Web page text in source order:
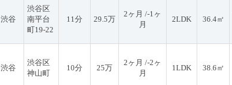
渋谷
渋谷区
南平台
町19-22
11分 29.5万
2ヶ月 /-1ヶ
月
2LDK 36.4㎡
渋谷
渋谷区
神山町
10分 25万
2ヶ月 /-2ヶ
月
1LDK 38.6㎡